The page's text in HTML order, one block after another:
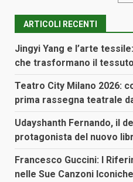
articoli
ARTICOLI RECENTI
Jingyi Yang e l’arte
che trasformano il
Teatro City Milano 2026:
prima rassegna teatrale
Udayshanth Fernando, il
protagonista del nuovo
Francesco Guccini: I
nelle Sue Canzoni Iconiche